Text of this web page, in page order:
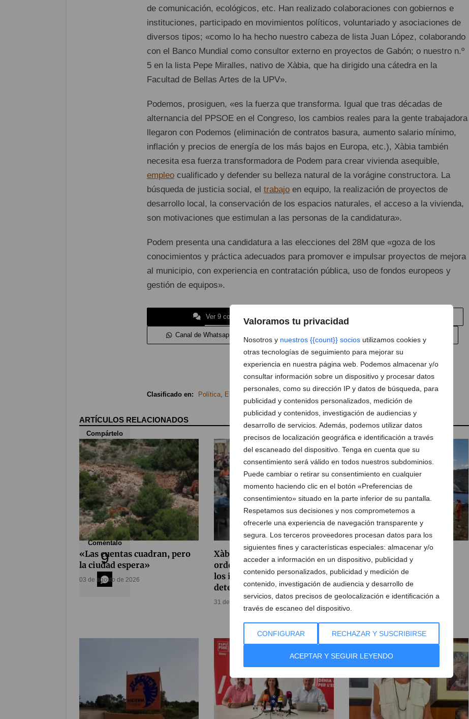
Valoramos tu privacidad
Nosotros y nuestros {{count}} socios utilizamos cookies y
otras tecnologías de seguimiento para mejorar su
experiencia en nuestra página web. Podemos almacenar y/o
consultar información sobre un dispositivo y procesar datos
personales, como su dirección IP y datos de búsqueda, para
publicidad y contenidos personalizados, medición de
publicidad y contenidos, investigación de audiencias y
desarrollo de servicios. Además, podemos utilizar datos
precisos de localización geográfica e identificación a través
del escaneado del dispositivo. Tenga en cuenta que su
consentimiento será válido en todos nuestros subdominios.
Puede cambiar o retirar su consentimiento en cualquier
momento haciendo clic en el botón «Preferencias de
consentimiento» situado en la parte inferior de su pantalla.
Respetamos sus decisiones y nos comprometemos a
ofrecerle una experiencia de navegación transparente y
segura. Los terceros proveedores procesan datos para los
siguientes fines y características especiales: almacenar y/o
acceder a información en un dispositivo, publicidad y
contenido personalizados, publicidad y medición de
contenido, investigación de audiencia y desarrollo de
servicios, datos precisos de geolocalización e identificación a
través de escaneo del dispositivo.
CONFIGURAR RECHAZAR Y SUSCRIBIRSE
ACEPTAR Y SEGUIR LEYENDO
Compártelo
125
Coméntalo
9
de comunicación, ecológicos, etc. Han realizado colaboraciones con gobiernos e
instituciones, participado en movimientos políticos, voluntariado y asociaciones de
diversos tipos; «como lo ha hecho nuestro cabeza de lista Juan López, colaborando
con el Banco Mundial como consultor externo en proyectos de Gabón; o nuestro n.º
5 en la lista Pepe Miralles, nativo de Xàbia, que ha dirigido una cátedra en la
Facultad de Bellas Artes de la UPV».
Podemos, prosiguen, «es la fuerza que transforma. Igual que tras décadas de
alternancia del PPSOE en el Congreso, los cambios reales para la gente trabajadora
llegaron con Podemos (eliminación de contratos basura, aumento salario mínimo,
inflación y precios de energía de los más bajos en Europa, etc.), Xàbia también
necesita esa fuerza transformadora de Podem para crear vivienda asequible,
empleocualificado y defender su belleza natural de la vorágine constructora. La
búsqueda de justicia social, el trabajoen equipo, la realización de proyectos de
desarrollo local, la conservación de los espacios naturales, el acceso a la vivienda,
son motivaciones que estimulan a las personas de la candidatura».
Podem presenta una candidatura a las elecciones del 28M que «goza de los
conocimientos y práctica adecuados para promover e impulsar proyectos de mejora
al municipio, con experiencia en contratación pública, uso de fondos europeos y
gestión de equipos».
Ver 9 comentarios
Canal de Whatsapp
Clasificado en: Política, Elecciones 28M Podemos
ARTÍCULOS RELACIONADOS
«Las cuentas cuadran, pero
la ciudad espera»
03 de agosto de 2026
Xàbia estudia endurecer la
ordenanza de terrazas ante
los incumplimientos
detectados
31 de julio de 2026
Xàbia propone instalar
cañones de agua en el
Montgó para reforzar la
protección frente a
incendios